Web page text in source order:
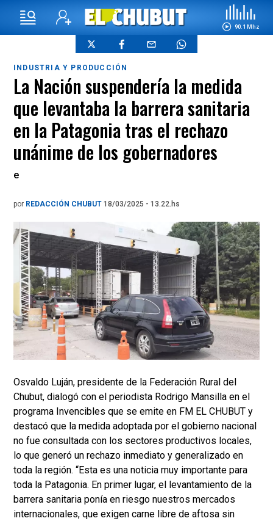
90.1 Mhz
INDUSTRIA Y PRODUCCIÓN
La Nación suspendería la medida
que levantaba la barrera sanitaria
en la Patagonia tras el rechazo
unánime de los gobernadores
e
por REDACCIÓN CHUBUT 18/03/2025 - 13.22.hs
Osvaldo Luján, presidente de la Federación Rural del
Chubut, dialogó con el periodista Rodrigo Mansilla en el
programa Invencibles que se emite en FM EL CHUBUT y
destacó que la medida adoptada por el gobierno nacional
no fue consultada con los sectores productivos locales,
lo que generó un rechazo inmediato y generalizado en
toda la región. “Esta es una noticia muy importante para
toda la Patagonia. En primer lugar, el levantamiento de la
barrera sanitaria ponía en riesgo nuestros mercados
internacionales, que exigen carne libre de aftosa sin